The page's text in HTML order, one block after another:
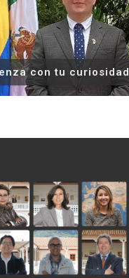
con tu curiosidad